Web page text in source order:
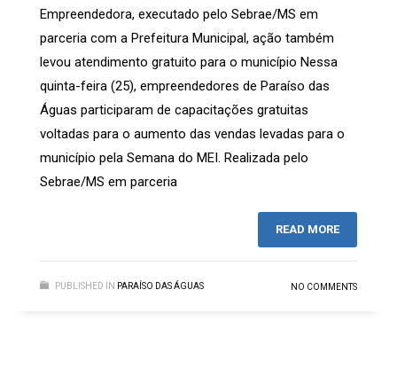
Empreendedora, executado pelo Sebrae/MS em
parceria com a Prefeitura Municipal, ação também
levou atendimento gratuito para o município Nessa
quinta-feira (25), empreendedores de Paraíso das
Águas participaram de capacitações gratuitas
voltadas para o aumento das vendas levadas para o
município pela Semana do MEI. Realizada pelo
Sebrae/MS em parceria
READ MORE
PUBLISHED IN PARAÍSO DAS ÁGUAS NO COMMENTS